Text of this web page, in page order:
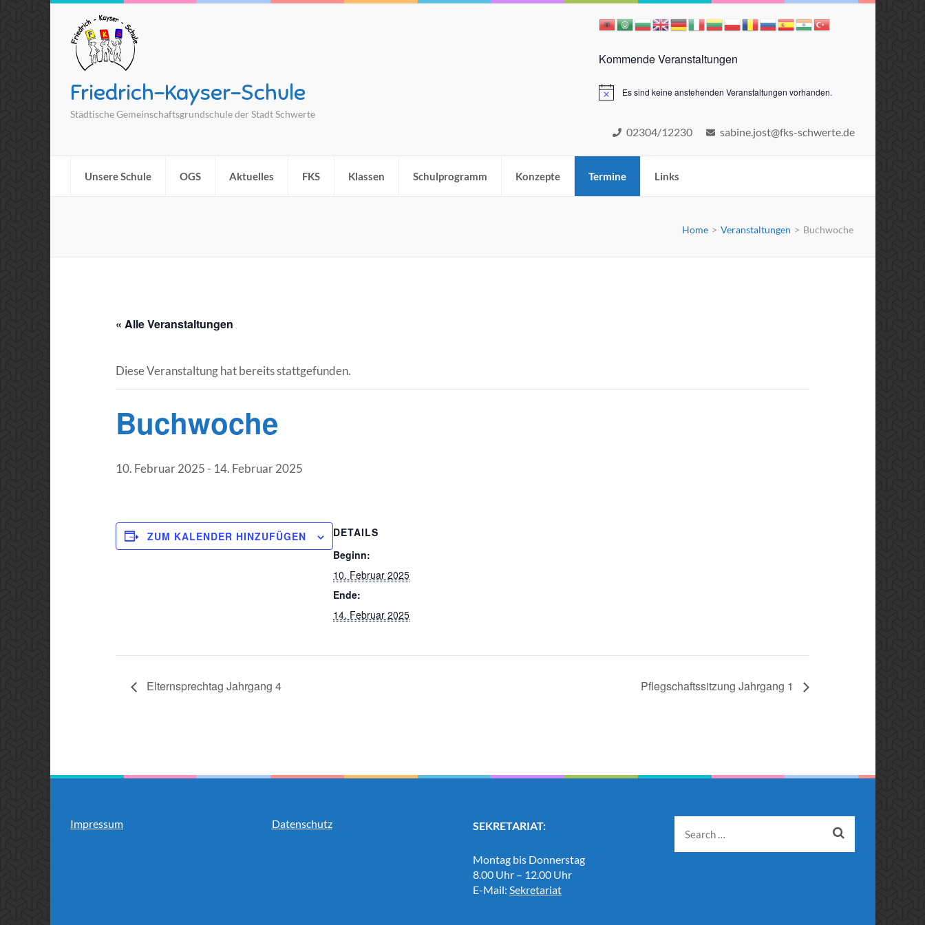
Friedrich-Kayser-Schule
Städtische Gemeinschaftsgrundschule der Stadt Schwerte
Kommende Veranstaltungen
HinweisEs sind keine anstehenden Veranstaltungen vorhanden.
02304/12230 sabine.jost@fks-schwerte.de
Unsere Schule OGS Aktuelles FKS Klassen Schulprogramm Konzepte Termine Links
Home > Veranstaltungen > Buchwoche
« Alle Veranstaltungen
Diese Veranstaltung hat bereits stattgefunden.
Buchwoche
10. Februar 2025- 14. Februar 2025
ZUM KALENDER HINZUFÜGEN
DETAILS
Beginn:
10. Februar 2025
Ende:
14. Februar 2025
Elternsprechtag Jahrgang 4 Pflegschaftssitzung Jahrgang 1
Impressum Datenschutz SEKRETARIAT:
Montag bis Donnerstag
8.00 Uhr – 12.00 Uhr
E-Mail: Sekretariat
Search
for: